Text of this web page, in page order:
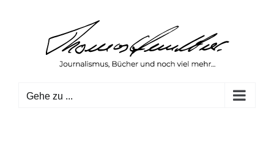
springen
Gehe zu ...